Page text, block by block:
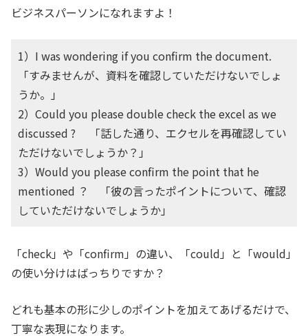
ビジネスパーソンになれますよ！
1）I was wondering if you confirm the document.
「すみませんが、資料を確認していただけないでしょ
うか。」
2）Could you please double check the excel as we
discussed ? 「話した通り、エクセルを再確認してい
ただけないでしょうか？」
3）Would you please confirm the point that he
mentioned ？ 「彼の言ったポイントについて、確認
していただけないでしょうか」
「check」や「confirm」の違い、「could」と「would」
の使い分けはばっちりですか？
どれも基本の形に少しのポイントを加えてあげるだけで、
丁寧な表現になります。